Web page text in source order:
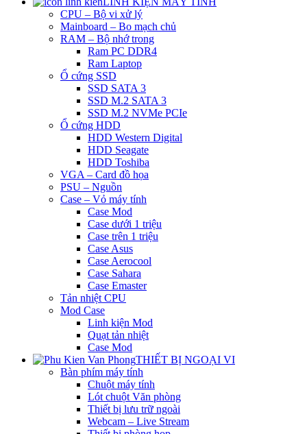
CPU – Bộ vi xử lý
Mainboard – Bo mạch chủ
RAM – Bộ nhớ trong
Ram PC DDR4
Ram Laptop
Ổ cứng SSD
SSD SATA 3
SSD M.2 SATA 3
SSD M.2 NVMe PCIe
Ổ cứng HDD
HDD Western Digital
HDD Seagate
HDD Toshiba
VGA – Card đồ họa
PSU – Nguồn
Case – Vỏ máy tính
Case Mod
Case dưới 1 triệu
Case trên 1 triệu
Case Asus
Case Aerocool
Case Sahara
Case Emaster
Tản nhiệt CPU
Mod Case
Linh kiện Mod
Quạt tản nhiệt
Case Mod
THIẾT BỊ NGOẠI VI
Bàn phím máy tính
Chuột máy tính
Lót chuột Văn phòng
Thiết bị lưu trữ ngoài
Webcam – Live Stream